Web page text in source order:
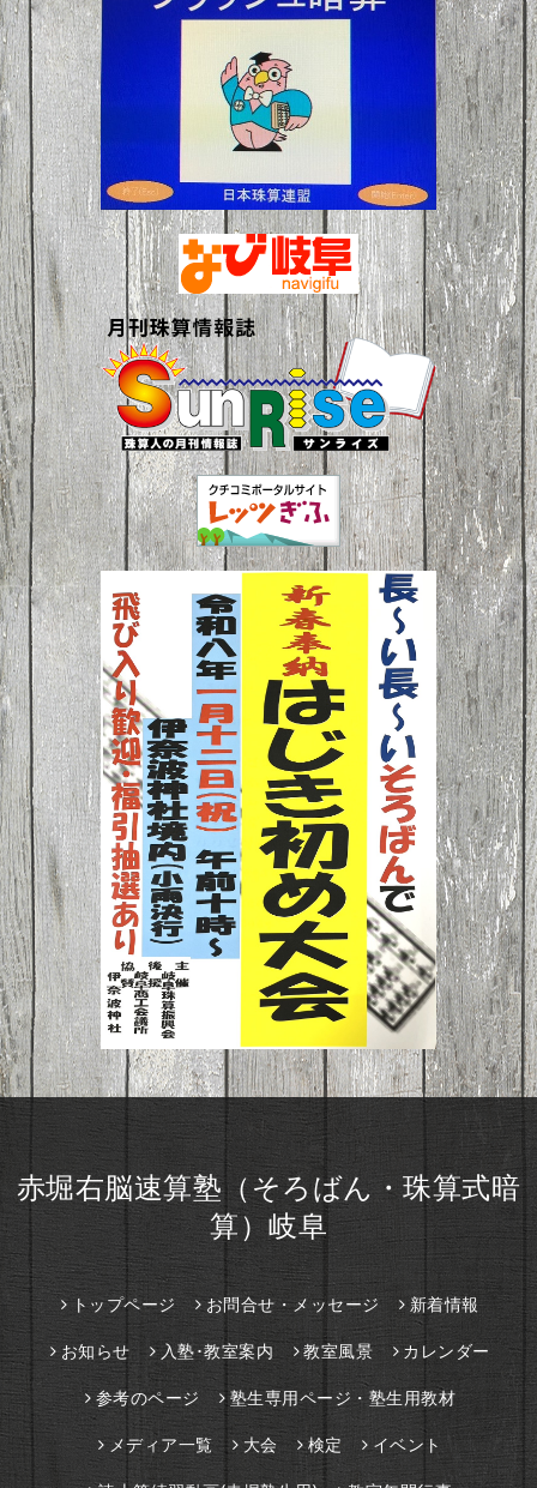
赤堀右脳速算塾（そろばん・珠算式暗
算）岐阜
トップページ お問合せ・メッセージ 新着情報
お知らせ 入塾･教室案内 教室風景 カレンダー
参考のページ 塾生専用ページ・塾生用教材
メディア一覧 大会 検定 イベント